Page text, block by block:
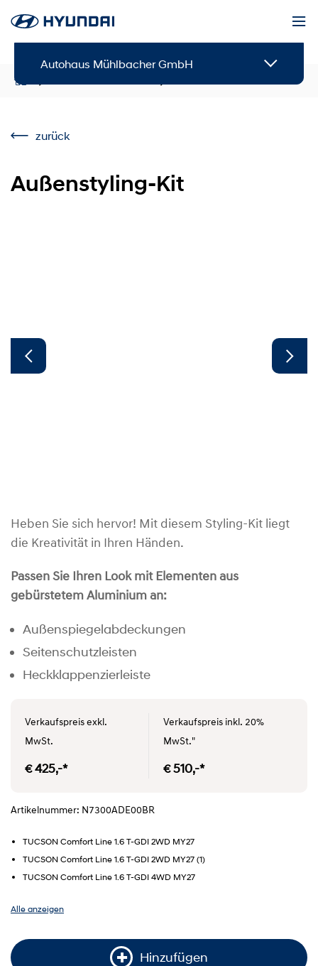
Autohaus Mühlbacher GmbH
zurück
Außenstyling-Kit
Heben Sie sich hervor! Mit diesem Styling-Kit liegt
die Kreativität in Ihren Händen.
Passen Sie Ihren Look mit Elementen aus
gebürstetem Aluminium an:
Außenspiegelabdeckungen
Seitenschutzleisten
Heckklappenzierleiste
Verkaufspreis exkl.
MwSt.
€ 425,-*
Verkaufspreis inkl. 20%
MwSt."
€ 510,-*
Artikelnummer: N7300ADE00BR
TUCSON Comfort Line 1.6 T-GDI 2WD MY27
TUCSON Comfort Line 1.6 T-GDI 2WD MY27 (1)
TUCSON Comfort Line 1.6 T-GDI 4WD MY27
Alle anzeigen
Hinzufügen